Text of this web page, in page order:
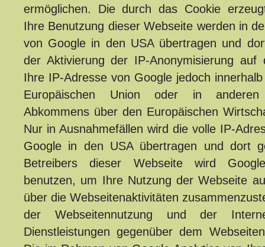
ermöglichen. Die durch das Cookie
Ihre Benutzung dieser Webseite werden in
von Google in den USA übertragen und
der Aktivierung der IP-Anonymisierung auf
Ihre IP-Adresse von Google jedoch
Europäischen Union oder in anderen
Abkommens über den Europäischen
Nur in Ausnahmefällen wird die volle IP-
Google in den USA übertragen und dort
Betreibers dieser Webseite wird
benutzen, um Ihre Nutzung der Webseite
über die Webseitenaktivitäten
der Webseitennutzung und der
Dienstleistungen gegenüber dem